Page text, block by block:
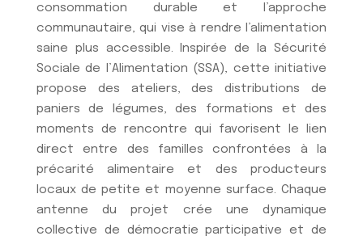
consommation durable et l’approche
communautaire, qui vise à rendre l’alimentation
saine plus accessible. Inspirée de la Sécurité
Sociale de l’Alimentation (SSA), cette initiative
propose des ateliers, des distributions de
paniers de légumes, des formations et des
moments de rencontre qui favorisent le lien
direct entre des familles confrontées à la
précarité alimentaire et des producteurs
locaux de petite et moyenne surface. Chaque
antenne du projet crée une dynamique
collective de démocratie participative et de